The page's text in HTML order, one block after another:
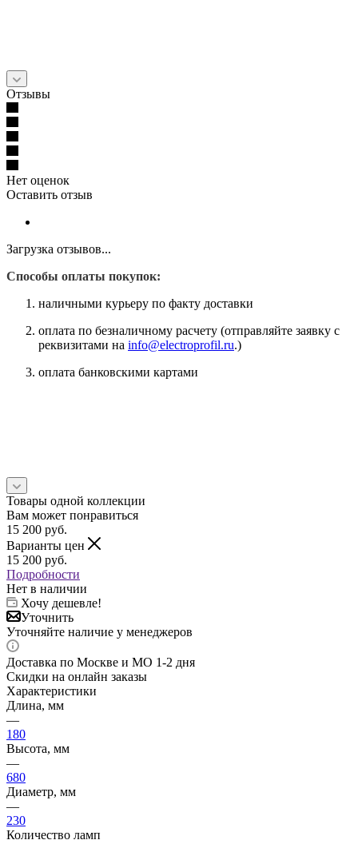
Отзывы
Нет оценок
Оставить отзыв
Загрузка отзывов...
Способы оплаты покупок:
наличными курьеру по факту доставки
оплата по безналичному расчету (отправляйте заявку с
реквизитами на info@electroprofil.ru.)
оплата банковскими картами
Товары одной коллекции
Вам может понравиться
15 200 руб.
Варианты цен
15 200 руб.
Подробности
Нет в наличии
Хочу дешевле!
Уточнить
Уточняйте наличие у менеджеров
Доставка по Москве и МО 1-2 дня
Скидки на онлайн заказы
Характеристики
Длина, мм
—
180
Высота, мм
—
680
Диаметр, мм
—
230
Количество ламп